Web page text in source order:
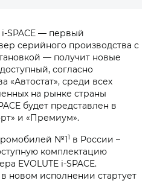
— первый
серийного производства с
— получит новые
согласно
«Автостат», среди всех
на рынке страны
будет представлен в
и «Премиум».
№11 в России –
комплектацию
EVOLUTE i‑SPACE.
новом исполнении стартует